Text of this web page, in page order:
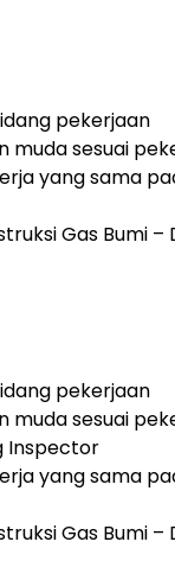
pekerjaan
muda sesuai
yang sama
Gas Bumi –
pekerjaan
muda sesuai
Inspector
yang sama
Gas Bumi –